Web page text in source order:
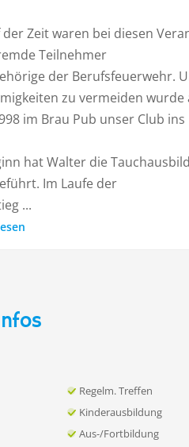
der Zeit waren bei diesen
Teilnehmer
der Berufsfeuerwehr.
zu vermeiden wurde
im Brau Pub unser Club
hat Walter die
Im Laufe der
...
Regelm. Treffen
Kinderausbildung
Aus-/Fortbildung